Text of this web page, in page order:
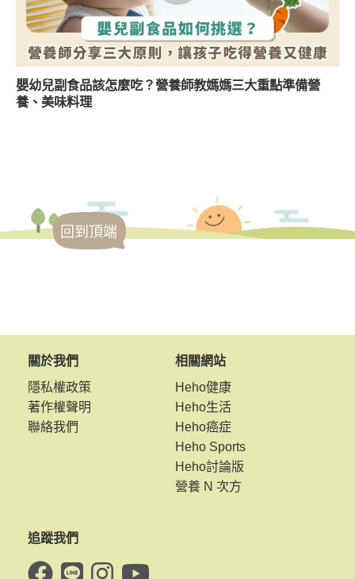
嬰幼兒副食品該怎麼吃？營養師教媽媽三大重點準備營
養、美味料理
回到頂端
關於我們
隱私權政策
著作權聲明
聯絡我們
相關網站
Heho健康
Heho生活
Heho癌症
Heho Sports
Heho討論版
營養 N 次方
追蹤我們